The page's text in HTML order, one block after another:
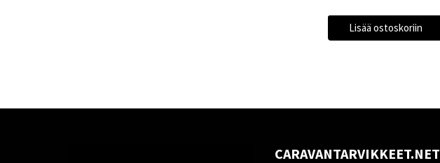
Lisää ostoskoriin
CARAVANTARVIKKEET.NET